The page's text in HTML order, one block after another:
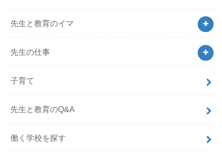
先生と教育のイマ
先生の仕事
子育て
先生と教育のQ&A
働く学校を探す